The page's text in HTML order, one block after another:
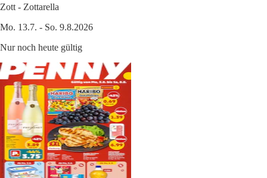
Zott - Zottarella
Mo. 13.7. - So. 9.8.2026
Nur noch heute gültig